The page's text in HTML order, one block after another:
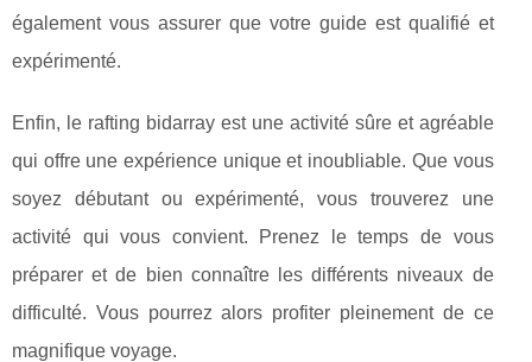
également vous assurer que votre guide est qualifié et
expérimenté.
Enfin, le rafting bidarray est une activité sûre et agréable
qui offre une expérience unique et inoubliable. Que vous
soyez débutant ou expérimenté, vous trouverez une
activité qui vous convient. Prenez le temps de vous
préparer et de bien connaître les différents niveaux de
difficulté. Vous pourrez alors profiter pleinement de ce
magnifique voyage.